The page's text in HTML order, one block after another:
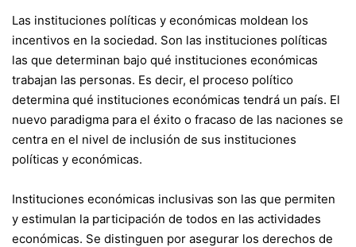
Las instituciones políticas y económicas moldean los
incentivos en la sociedad. Son las instituciones políticas
las que determinan bajo qué instituciones económicas
trabajan las personas. Es decir, el proceso político
determina qué instituciones económicas tendrá un país. El
nuevo paradigma para el éxito o fracaso de las naciones se
centra en el nivel de inclusión de sus instituciones
políticas y económicas.
Instituciones económicas inclusivas son las que permiten
y estimulan la participación de todos en las actividades
económicas. Se distinguen por asegurar los derechos de